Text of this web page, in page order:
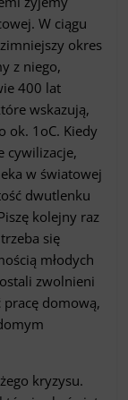
W ciągu
okres
z niego,
400 lat
wskazują,
ok. 1oC. Kiedy
cywilizacje,
w światowej
dwutlenku
kolejny raz
się
młodych
zwolnieni
domową,
kryzysu.